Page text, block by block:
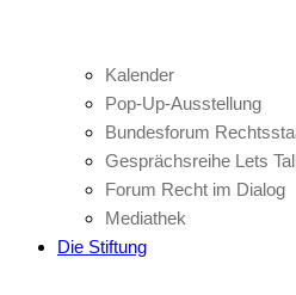
Kalender
Pop-Up-Ausstellung
Bundesforum
Gesprächsreihe Lets
Forum Recht im Dialog
Mediathek
Die Stiftung